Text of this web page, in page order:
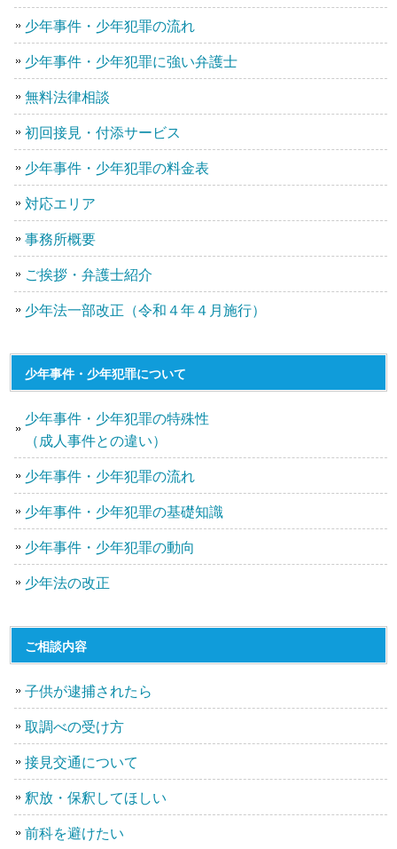
少年事件・少年犯罪の流れ
少年事件・少年犯罪に強い弁護士
無料法律相談
初回接見・付添サービス
少年事件・少年犯罪の料金表
対応エリア
事務所概要
ご挨拶・弁護士紹介
少年法一部改正（令和４年４月施行）
少年事件・少年犯罪について
少年事件・少年犯罪の特殊性
（成人事件との違い）
少年事件・少年犯罪の流れ
少年事件・少年犯罪の基礎知識
少年事件・少年犯罪の動向
少年法の改正
ご相談内容
子供が逮捕されたら
取調べの受け方
接見交通について
釈放・保釈してほしい
前科を避けたい